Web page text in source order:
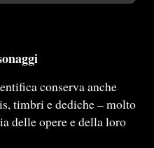
conserva anche
timbri e dediche – molto
delle opere e della loro